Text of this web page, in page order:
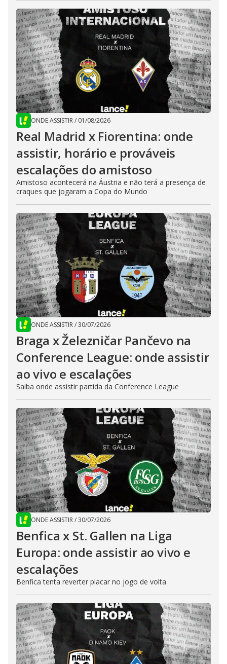
ONDE ASSISTIR/ 01/08/2026
Real Madrid x Fiorentina: onde
assistir, horário e prováveis
escalações do amistoso
Amistoso acontecerá na Áustria e não terá a presença de
craques que jogaram a Copa do Mundo
ONDE ASSISTIR/30/07/2026
Braga x Železničar Pančevo na
Conference League: onde assistir
ao vivo e escalações
Saiba onde assistir partida da Conference League
ONDE ASSISTIR/30/07/2026
Benfica x St. Gallen na Liga
Europa: onde assistir ao vivo e
escalações
Benfica tenta reverter placar no jogo de volta